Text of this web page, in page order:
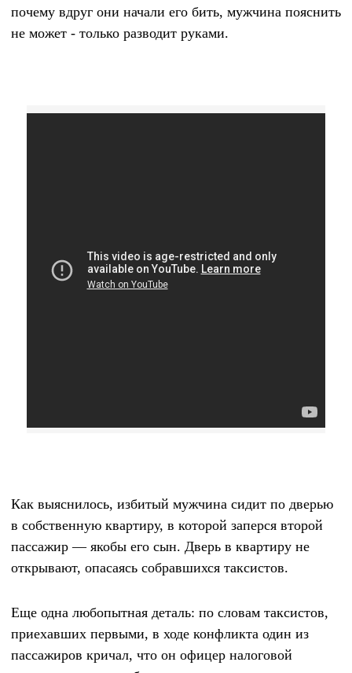
почему вдруг они начали его бить, мужчина пояснить
не может - только разводит руками.
Как выяснилось, избитый мужчина сидит по дверью
в собственную квартиру, в которой заперся второй
пассажир — якобы его сын. Дверь в квартиру не
открывают, опасаясь собравшихся таксистов.
Еще одна любопытная деталь: по словам таксистов,
приехавших первыми, в ходе конфликта один из
пассажиров кричал, что он офицер налоговой